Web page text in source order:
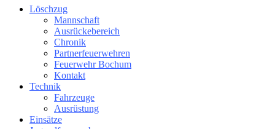
Löschzug
Mannschaft
Ausrückebereich
Chronik
Partnerfeuerwehren
Feuerwehr Bochum
Kontakt
Technik
Fahrzeuge
Ausrüstung
Einsätze